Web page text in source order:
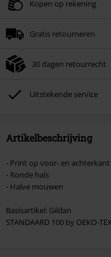
Geldig t/m 09-08-2026
Zodra je de code hebt
Kan niet gecombineerd
Toten Hosen, Metality,
donatie zijn uitgesloten van de
Kopen op rekening
Gratis retourneren
30 dagen retourrecht
Uitstekende service
Artikelbeschrijving
- Print op voor- en achterkant
- Ronde hals
- Halve mouwen
Basisartikel: Gildan
STANDAARD 100 by OEKO-